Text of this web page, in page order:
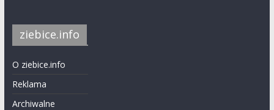
ziebice.info
O ziebice.info
Reklama
Archiwalne